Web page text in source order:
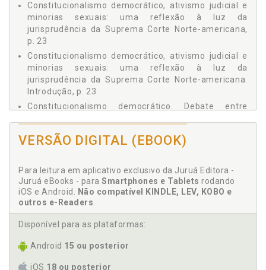
ESTIGMATIZADOS: O DIÁLOGO HABERMAS-FRASER, p. 103
1 Introdução, p. 103
2 A Concepção Habermasiana de Esfera Pública, p. 106
3 As Críticas de Fraser Direcionadas a Habermas, p. 112
4 Esfera Pública Transnacional em Habermas e Fraser, p.
119
5 Considerações Finais, p. 124
6 Referências, p. 126
Constitucionalismo democrático, ativismo judicial e
minorias sexuais: uma reflexão à luz da
jurisprudência da Suprema Corte Norte-americana,
p. 23
Constitucionalismo democrático, ativismo judicial e
minorias sexuais: uma reflexão à luz da
jurisprudência da Suprema Corte Norte-americana.
Introdução, p. 23
Constitucionalismo democrático. Debate entre
Constitucionalismo. Decisão da Suprema Corte
D
Debate entre constitucionalismo democrático e
Debate Honneth-Fraser. Jurisprudência do STJ sobre
transexualidade: uma reflexão sobre os desafios da
92
VERSÃO DIGITAL (EBOOK)
Para leitura em aplicativo exclusivo da Juruá Editora -
Juruá eBooks - para Smartphones e Tablets rodando
iOS e Android. Não compatível KINDLE, LEV, KOBO e
outros e-Readers.
Disponível para as plataformas:
Android 15 ou posterior
iOS 18 ou posterior